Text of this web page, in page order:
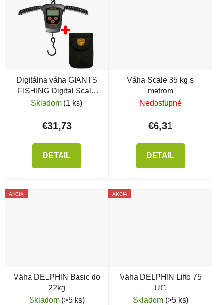
Digitálna váha GIANTS
FISHING Digital Scale
50kg + neoprénový obal
Skladom (1 ks)
€31,73
DETAIL
Váha Scale 35 kg s
metrom
Nedostupné
€6,31
DETAIL
AKCIA
Váha DELPHIN Basic do
22kg
Skladom (>5 ks)
AKCIA
Váha DELPHIN Lifto 75
UC
Skladom (>5 ks)